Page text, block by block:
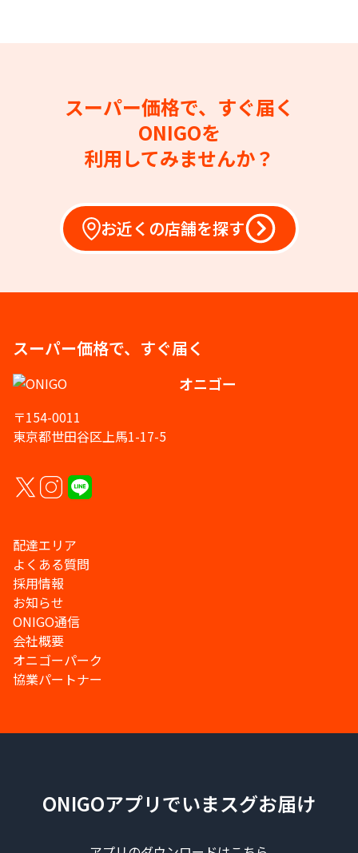
スーパー価格で、すぐ届く
ONIGOを
利用してみませんか？
お近くの店舗を探す
スーパー価格で、すぐ届く
オニゴー
〒154-0011
東京都世田谷区上馬1-17-5
配達エリア
よくある質問
採用情報
お知らせ
ONIGO通信
会社概要
オニゴーパーク
協業パートナー
ONIGOアプリでいまスグお届け